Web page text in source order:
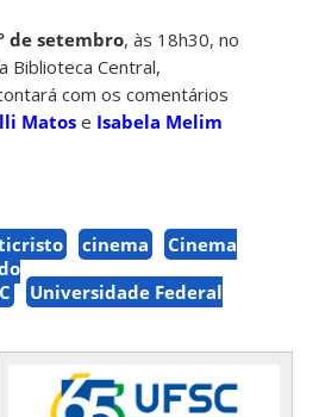
de setembro, às 18h30, no
Biblioteca Central,
com os comentários
Matos e Isabela Melim
cinema
Cinema
Universidade Federal